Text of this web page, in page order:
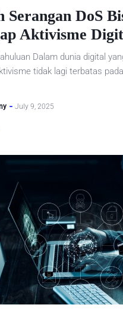
Serangan DoS
Aktivisme
Dalam dunia digital
tidak lagi terbatas
July 9, 2025